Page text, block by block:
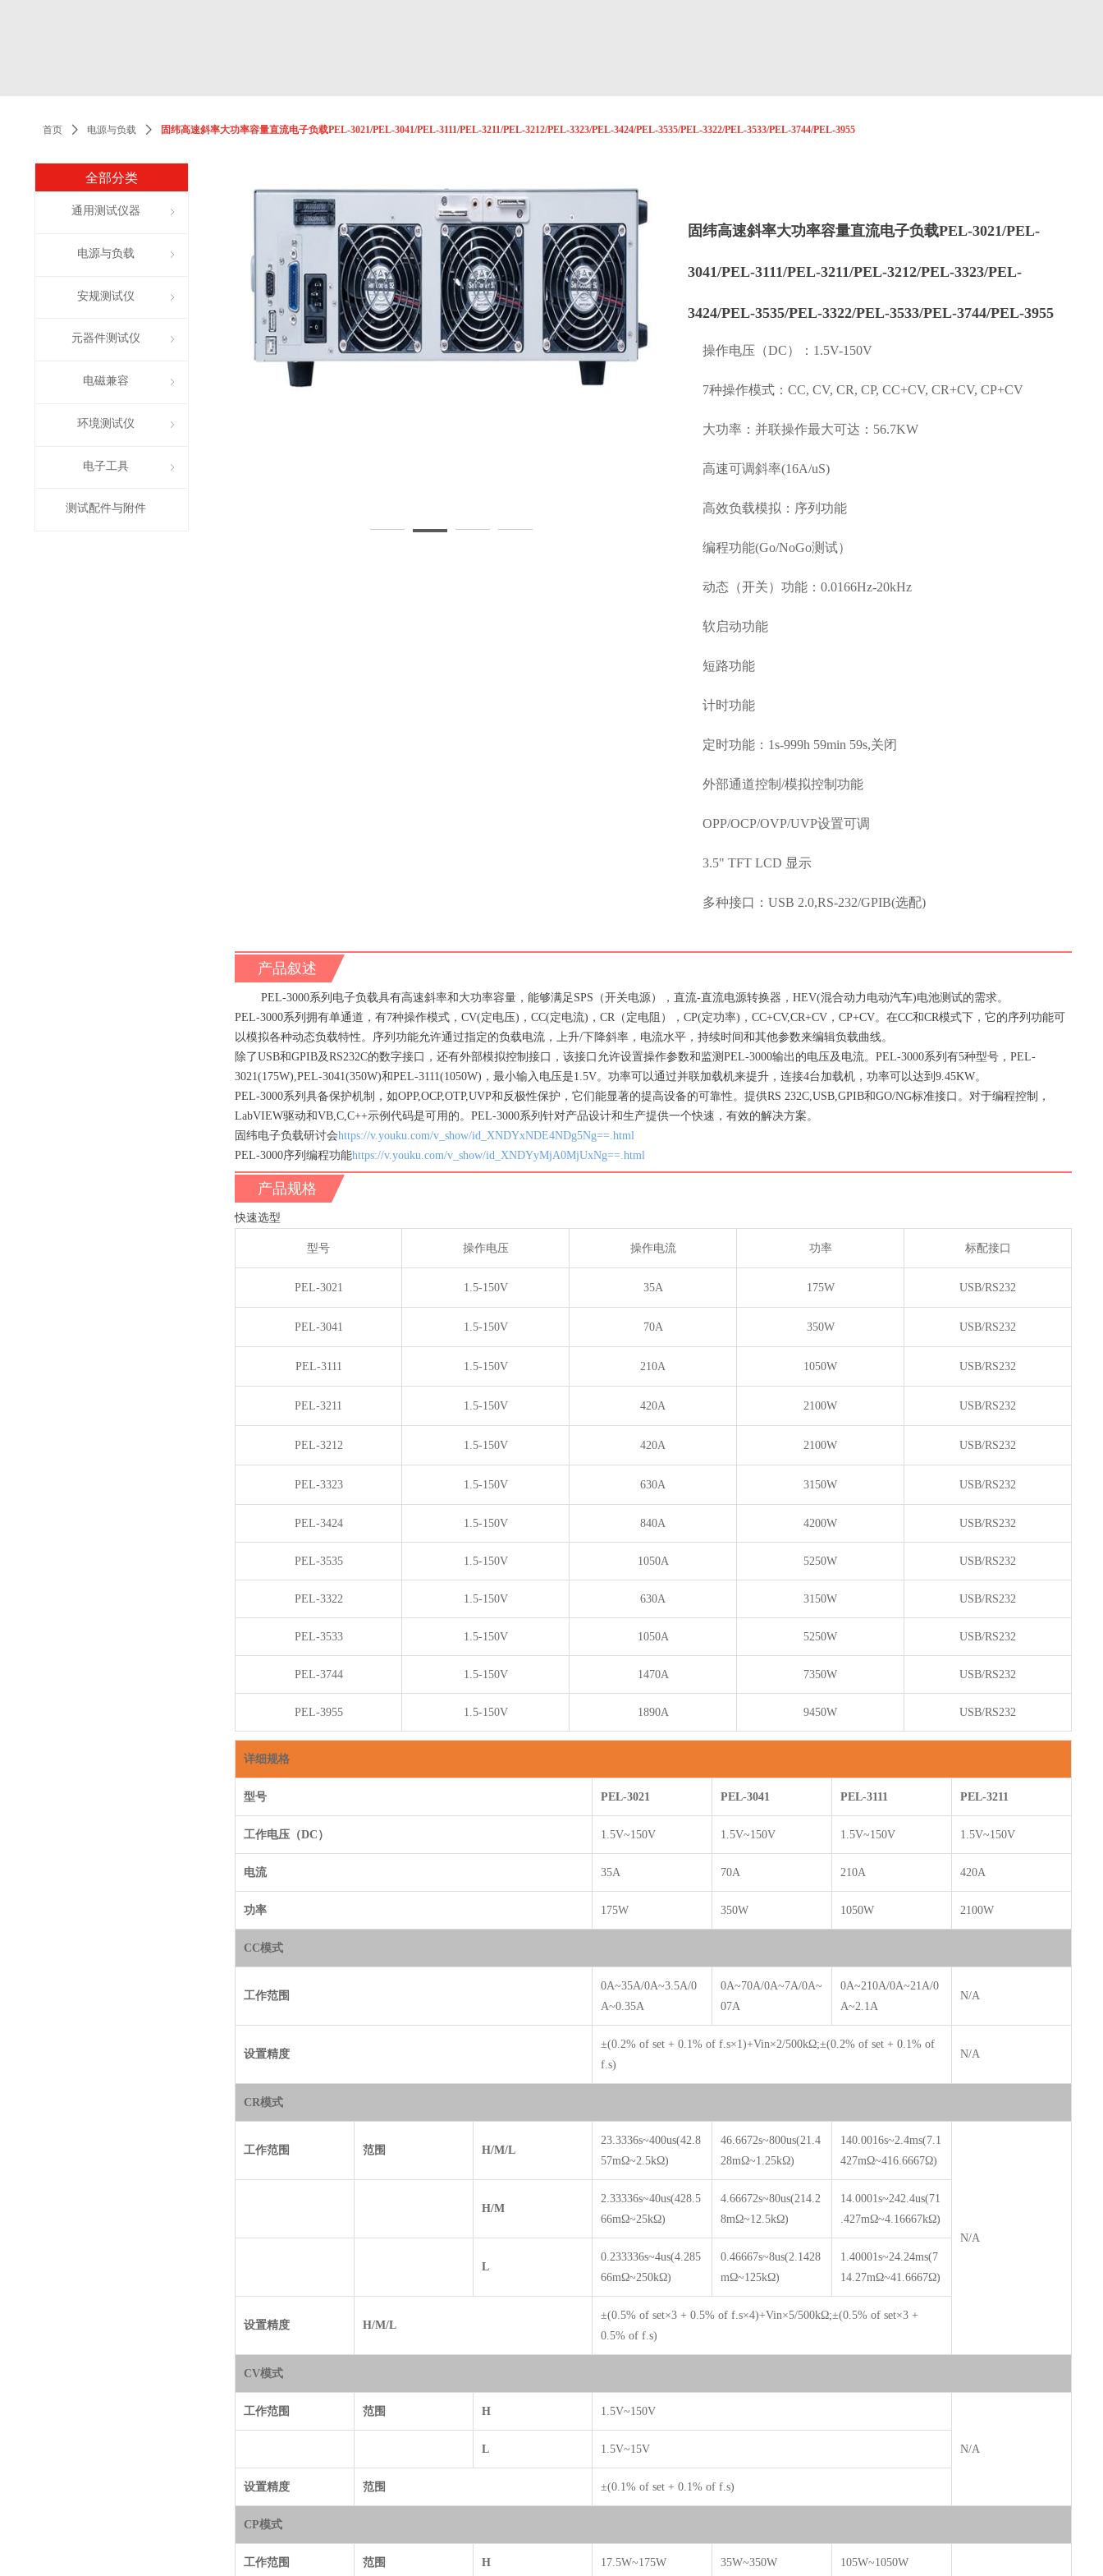
首页 ꄲ 电源与负载 ꄲ 固纬高速斜率大功率容量直流电子负载PEL-3021/PEL-3041/PEL-3111/PEL-3211/PEL-3212/PEL-3323/PEL-3424/PEL-3535/PEL-3322/PEL-3533/PEL-3744/PEL-3955
固纬高速斜率大功率容量直流电子负载PEL-3021/PEL-
3041/PEL-3111/PEL-3211/PEL-3212/PEL-3323/PEL-
3424/PEL-3535/PEL-3322/PEL-3533/PEL-3744/PEL-3955
产品叙述
PEL-3000系列电子负载具有高速斜率和大功率容量，能够满足SPS（开关电源），直流-直流电源转换器，HEV(混合动力电动汽车)电池测试的需求。
PEL-3000系列拥有单通道，有7种操作模式，CV(定电压)，CC(定电流)，CR（定电阻），CP(定功率)，CC+CV,CR+CV，CP+CV。在CC和CR模式下，它的序列功能可
以模拟各种动态负载特性。序列功能允许通过指定的负载电流，上升/下降斜率，电流水平，持续时间和其他参数来编辑负载曲线。
除了USB和GPIB及RS232C的数字接口，还有外部模拟控制接口，该接口允许设置操作参数和监测PEL-3000输出的电压及电流。PEL-3000系列有5种型号，PEL-
3021(175W),PEL-3041(350W)和PEL-3111(1050W)，最小输入电压是1.5V。功率可以通过并联加载机来提升，连接4台加载机，功率可以达到9.45KW。
PEL-3000系列具备保护机制，如OPP,OCP,OTP,UVP和反极性保护，它们能显著的提高设备的可靠性。提供RS 232C,USB,GPIB和GO/NG标准接口。对于编程控制，
LabVIEW驱动和VB,C,C++示例代码是可用的。PEL-3000系列针对产品设计和生产提供一个快速，有效的解决方案。
固纬电子负载研讨会https://v.youku.com/v_show/id_XNDYxNDE4NDg5Ng==.html
PEL-3000序列编程功能https://v.youku.com/v_show/id_XNDYyMjA0MjUxNg==.html
产品规格
快速选型
型号 操作电压 操作电流 功率 标配接口
PEL-3021 1.5-150V 35A 175W USB/RS232
PEL-3041 1.5-150V 70A 350W USB/RS232
PEL-3111 1.5-150V 210A 1050W USB/RS232
PEL-3211 1.5-150V 420A 2100W USB/RS232
PEL-3212 1.5-150V 420A 2100W USB/RS232
PEL-3323 1.5-150V 630A 3150W USB/RS232
PEL-3424 1.5-150V 840A 4200W USB/RS232
PEL-3535 1.5-150V 1050A 5250W USB/RS232
PEL-3322 1.5-150V 630A 3150W USB/RS232
PEL-3533 1.5-150V 1050A 5250W USB/RS232
PEL-3744 1.5-150V 1470A 7350W USB/RS232
PEL-3955 1.5-150V 1890A 9450W USB/RS232
详细规格
型号 PEL-3021 PEL-3041 PEL-3111 PEL-3211
工作电压（DC） 1.5V~150V 1.5V~150V 1.5V~150V 1.5V~150V
电流 35A 70A 210A 420A
功率 175W 350W 1050W 2100W
CC模式
工作范围
0A~35A/0A~3.5A/0
A~0.35A
0A~70A/0A~7A/0A~
07A
0A~210A/0A~21A/0
A~2.1A
N/A
设置精度
±(0.2% of set + 0.1% of f.s×1)+Vin×2/500kΩ;±(0.2% of set + 0.1% of
f.s)
N/A
CR模式
工作范围 范围 H/M/L
23.3336s~400us(42.8
57mΩ~2.5kΩ)
46.6672s~800us(21.4
28mΩ~1.25kΩ)
140.0016s~2.4ms(7.1
427mΩ~416.6667Ω)
N/A
H/M
2.33336s~40us(428.5
66mΩ~25kΩ)
4.66672s~80us(214.2
8mΩ~12.5kΩ)
14.0001s~242.4us(71
.427mΩ~4.16667kΩ)
L
0.233336s~4us(4.285
66mΩ~250kΩ)
0.46667s~8us(2.1428
mΩ~125kΩ)
1.40001s~24.24ms(7
14.27mΩ~41.6667Ω)
设置精度 H/M/L
±(0.5% of set×3 + 0.5% of f.s×4)+Vin×5/500kΩ;±(0.5% of set×3 +
0.5% of f.s)
CV模式
工作范围 范围 H 1.5V~150V
N/A
L 1.5V~15V
设置精度 范围 ±(0.1% of set + 0.1% of f.s)
CP模式
工作范围 范围 H 17.5W~175W 35W~350W 105W~1050W
操作电压（DC）：1.5V-150V
7种操作模式：CC, CV, CR, CP, CC+CV, CR+CV, CP+CV
大功率：并联操作最大可达：56.7KW
高速可调斜率(16A/uS)
高效负载模拟：序列功能
编程功能(Go/NoGo测试）
动态（开关）功能：0.0166Hz-20kHz
软启动功能
短路功能
计时功能
定时功能：1s-999h 59min 59s,关闭
外部通道控制/模拟控制功能
OPP/OCP/OVP/UVP设置可调
3.5" TFT LCD 显示
多种接口：USB 2.0,RS-232/GPIB(选配)
全部分类
ꁇ
通用测试仪器
ꁇ
电源与负载
ꁇ
安规测试仪
ꁇ
元器件测试仪
ꁇ
电磁兼容
ꁇ
环境测试仪
ꁇ
电子工具
测试配件与附件